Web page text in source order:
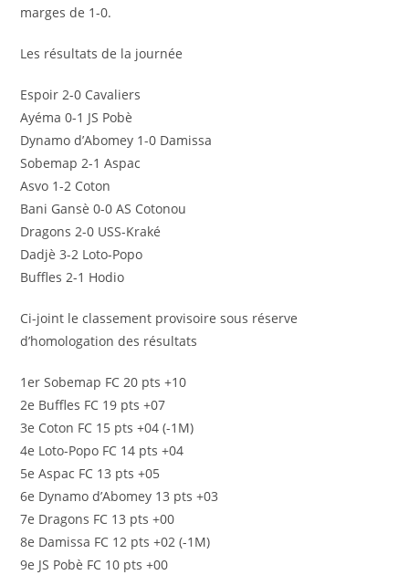
marges de 1-0.
Les résultats de la journée
Espoir 2-0 Cavaliers
Ayéma 0-1 JS Pobè
Dynamo d’Abomey 1-0 Damissa
Sobemap 2-1 Aspac
Asvo 1-2 Coton
Bani Gansè 0-0 AS Cotonou
Dragons 2-0 USS-Kraké
Dadjè 3-2 Loto-Popo
Buffles 2-1 Hodio
Ci-joint le classement provisoire sous réserve
d’homologation des résultats
1er Sobemap FC 20 pts +10
2e Buffles FC 19 pts +07
3e Coton FC 15 pts +04 (-1M)
4e Loto-Popo FC 14 pts +04
5e Aspac FC 13 pts +05
6e Dynamo d’Abomey 13 pts +03
7e Dragons FC 13 pts +00
8e Damissa FC 12 pts +02 (-1M)
9e JS Pobè FC 10 pts +00